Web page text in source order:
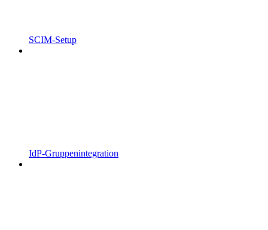
SCIM-Setup
IdP-Gruppenintegration